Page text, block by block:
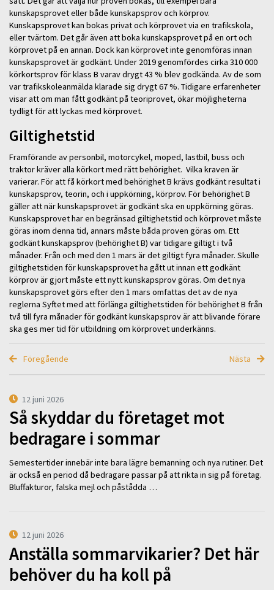
kunskapsprovet eller både kunskapsprov och körprov.
Kunskapsprovet kan bokas privat och körprovet via en trafikskola,
eller tvärtom. Det går även att boka kunskapsprovet på en ort och
körprovet på en annan. Dock kan körprovet inte genomföras innan
kunskapsprovet är godkänt. Under 2019 genomfördes cirka 310 000
körkortsprov för klass B varav drygt 43 % blev godkända. Av de som
var trafikskoleanmälda klarade sig drygt 67 %. Tidigare erfarenheter
visar att om man fått godkänt på teoriprovet, ökar möjligheterna
tydligt för att lyckas med körprovet.
Giltighetstid
Framförande av personbil, motorcykel, moped, lastbil, buss och
traktor kräver alla körkort med rätt behörighet. Vilka kraven är
varierar. För att få körkort med behörighet B krävs godkänt resultat i
kunskapsprov, teorin, och i uppkörning, körprov. För behörighet B
gäller att när kunskapsprovet är godkänt ska en uppkörning göras.
Kunskapsprovet har en begränsad giltighetstid och körprovet måste
göras inom denna tid, annars måste båda proven göras om. Ett
godkänt kunskapsprov (behörighet B) var tidigare giltigt i två
månader. Från och med den 1 mars är det giltigt fyra månader. Skulle
giltighetstiden för kunskapsprovet ha gått ut innan ett godkänt
körprov är gjort måste ett nytt kunskapsprov göras. Om det nya
kunskapsprovet görs efter den 1 mars omfattas det av de nya
reglerna Syftet med att förlänga giltighetstiden för behörighet B från
två till fyra månader för godkänt kunskapsprov är att blivande förare
ska ges mer tid för utbildning om körprovet underkänns.
Föregående Nästa
12 juni 2026
Så skyddar du företaget mot
bedragare i sommar
Semestertider innebär inte bara lägre bemanning och nya rutiner. Det
är också en period då bedragare passar på att rikta in sig på företag.
Bluffakturor, falska mejl och påstådda …
12 juni 2026
Anställa sommarvikarier? Det här
behöver du ha koll på